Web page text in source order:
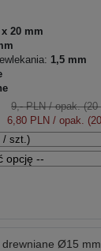
x 20 mm
1,5 mm
9,- PLN/ opak. (20
6,80 PLN / opak.
drewniane Ø15